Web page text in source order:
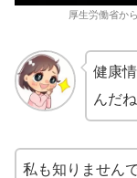
厚生労働省か
健康
んだ
私も知りません